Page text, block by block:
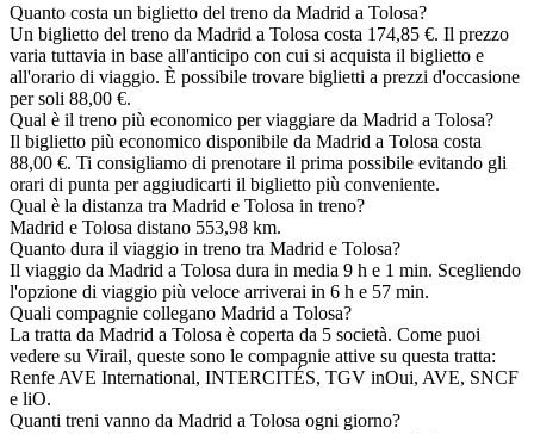
Quanto costa un biglietto del treno da Madrid a Tolosa?
Un biglietto del treno da Madrid a Tolosa costa 174,85 €. Il prezzo
varia tuttavia in base all'anticipo con cui si acquista il biglietto e
all'orario di viaggio. È possibile trovare biglietti a prezzi d'occasione
per soli 88,00 €.
Qual è il treno più economico per viaggiare da Madrid a Tolosa?
Il biglietto più economico disponibile da Madrid a Tolosa costa
88,00 €. Ti consigliamo di prenotare il prima possibile evitando gli
orari di punta per aggiudicarti il biglietto più conveniente.
Qual è la distanza tra Madrid e Tolosa in treno?
Madrid e Tolosa distano 553,98 km.
Quanto dura il viaggio in treno tra Madrid e Tolosa?
Il viaggio da Madrid a Tolosa dura in media 9 h e 1 min. Scegliendo
l'opzione di viaggio più veloce arriverai in 6 h e 57 min.
Quali compagnie collegano Madrid a Tolosa?
La tratta da Madrid a Tolosa è coperta da 5 società. Come puoi
vedere su Virail, queste sono le compagnie attive su questa tratta:
Renfe AVE International, INTERCITÉS, TGV inOui, AVE, SNCF
e liO.
Quanti treni vanno da Madrid a Tolosa ogni giorno?